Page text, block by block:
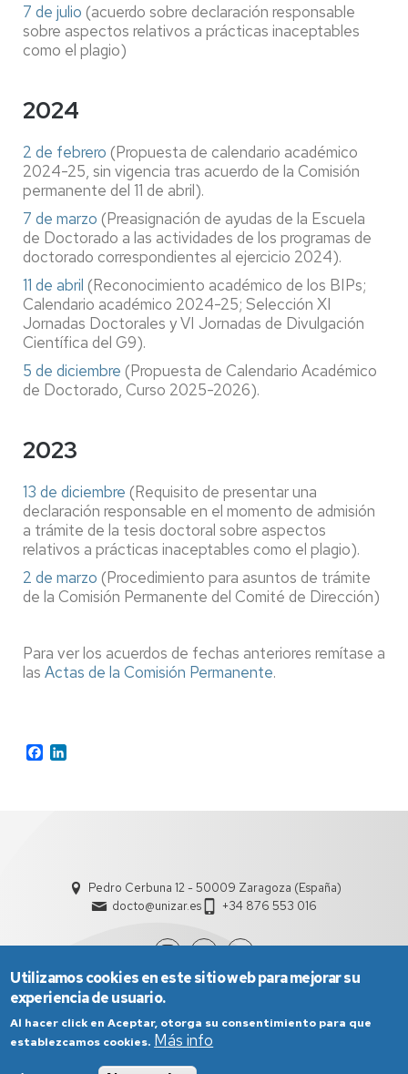
7 de julio (acuerdo sobre declaración responsable
sobre aspectos relativos a prácticas inaceptables
como el plagio)
2024
2 de febrero (Propuesta de calendario académico
2024-25, sin vigencia tras acuerdo de la Comisión
permanente del 11 de abril).
7 de marzo (Preasignación de ayudas de la Escuela
de Doctorado a las actividades de los programas de
doctorado correspondientes al ejercicio 2024).
11 de abril (Reconocimiento académico de los BIPs;
Calendario académico 2024-25; Selección XI
Jornadas Doctorales y VI Jornadas de Divulgación
Científica del G9).
5 de diciembre (Propuesta de Calendario Académico
de Doctorado, Curso 2025-2026).
2023
13 de diciembre (Requisito de presentar una
declaración responsable en el momento de admisión
a trámite de la tesis doctoral sobre aspectos
relativos a prácticas inaceptables como el plagio).
2 de marzo (Procedimiento para asuntos de trámite
de la Comisión Permanente del Comité de Dirección)
Para ver los acuerdos de fechas anteriores remítase a
las Actas de la Comisión Permanente.
Facebook
Pedro Cerbuna 12 - 50009 Zaragoza (España)
docto@unizar.es
+34 876 553 016
Utilizamos cookies en este sitio web para mejorar su
experiencia de usuario.
Al hacer click en Aceptar, otorga su consentimiento para que
establezcamos cookies. Más info